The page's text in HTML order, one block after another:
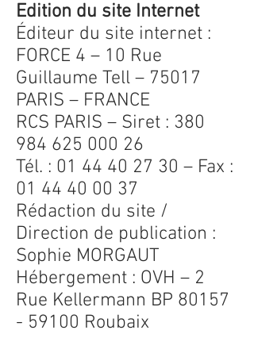
Edition du site Internet
Éditeur du site internet :
FORCE 4 – 10 Rue
Guillaume Tell – 75017
PARIS – FRANCE
RCS PARIS – Siret : 380
984 625 000 26
Tél. : 01 44 40 27 30 – Fax :
01 44 40 00 37
Rédaction du site /
Direction de publication :
Sophie MORGAUT
Hébergement : OVH – 2
Rue Kellermann BP 80157
- 59100 Roubaix